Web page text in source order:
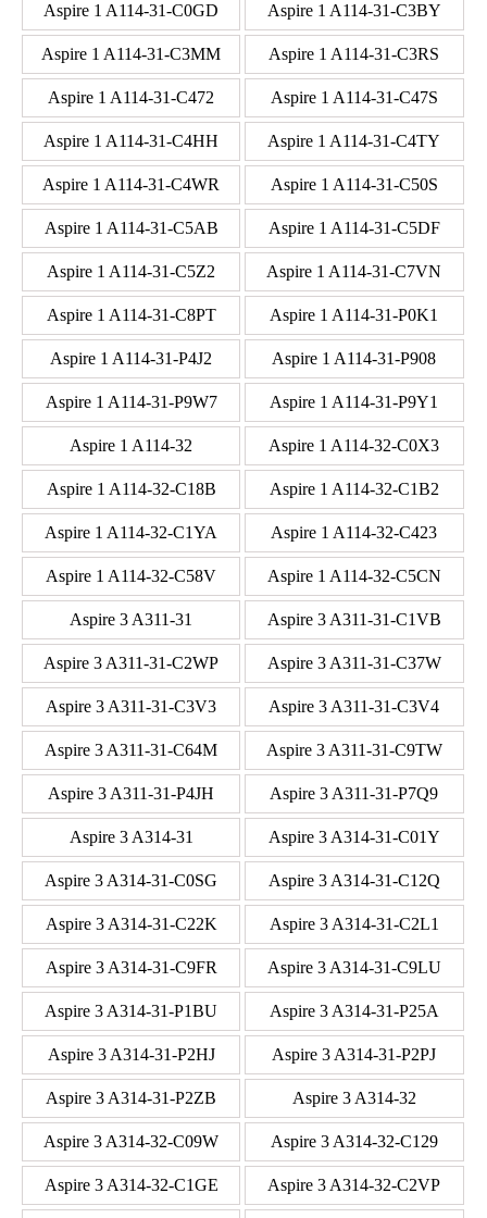
Aspire 1 A114-31-C0GD Aspire 1 A114-31-C3BY
Aspire 1 A114-31-C3MM Aspire 1 A114-31-C3RS
Aspire 1 A114-31-C472 Aspire 1 A114-31-C47S
Aspire 1 A114-31-C4HH Aspire 1 A114-31-C4TY
Aspire 1 A114-31-C4WR Aspire 1 A114-31-C50S
Aspire 1 A114-31-C5AB Aspire 1 A114-31-C5DF
Aspire 1 A114-31-C5Z2 Aspire 1 A114-31-C7VN
Aspire 1 A114-31-C8PT Aspire 1 A114-31-P0K1
Aspire 1 A114-31-P4J2 Aspire 1 A114-31-P908
Aspire 1 A114-31-P9W7 Aspire 1 A114-31-P9Y1
Aspire 1 A114-32 Aspire 1 A114-32-C0X3
Aspire 1 A114-32-C18B Aspire 1 A114-32-C1B2
Aspire 1 A114-32-C1YA Aspire 1 A114-32-C423
Aspire 1 A114-32-C58V Aspire 1 A114-32-C5CN
Aspire 3 A311-31 Aspire 3 A311-31-C1VB
Aspire 3 A311-31-C2WP Aspire 3 A311-31-C37W
Aspire 3 A311-31-C3V3 Aspire 3 A311-31-C3V4
Aspire 3 A311-31-C64M Aspire 3 A311-31-C9TW
Aspire 3 A311-31-P4JH Aspire 3 A311-31-P7Q9
Aspire 3 A314-31 Aspire 3 A314-31-C01Y
Aspire 3 A314-31-C0SG Aspire 3 A314-31-C12Q
Aspire 3 A314-31-C22K Aspire 3 A314-31-C2L1
Aspire 3 A314-31-C9FR Aspire 3 A314-31-C9LU
Aspire 3 A314-31-P1BU Aspire 3 A314-31-P25A
Aspire 3 A314-31-P2HJ Aspire 3 A314-31-P2PJ
Aspire 3 A314-31-P2ZB Aspire 3 A314-32
Aspire 3 A314-32-C09W Aspire 3 A314-32-C129
Aspire 3 A314-32-C1GE Aspire 3 A314-32-C2VP